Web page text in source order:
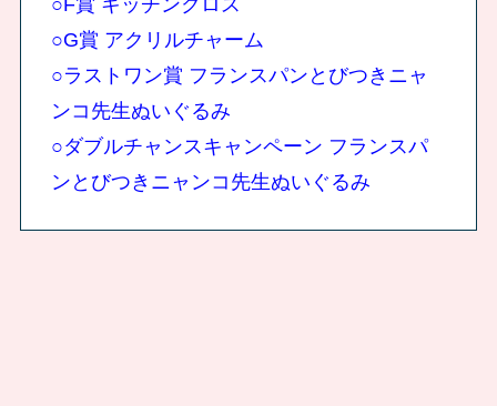
○G賞 アクリルチャーム
○ラストワン賞 フランスパンとびつきニャ
ンコ先生ぬいぐるみ
○ダブルチャンスキャンペーン フランスパ
ンとびつきニャンコ先生ぬいぐるみ